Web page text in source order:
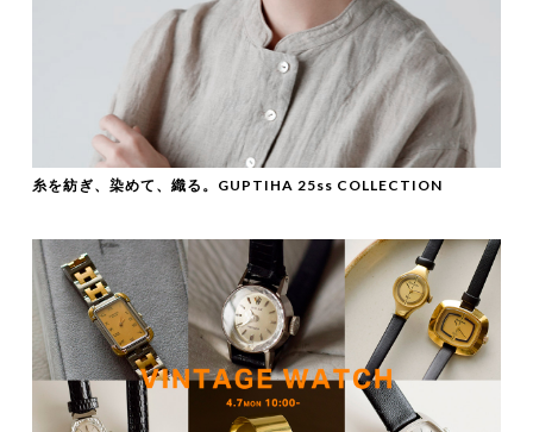
糸を紡ぎ、染めて、織る。GUPTIHA 25ss COLLECTION